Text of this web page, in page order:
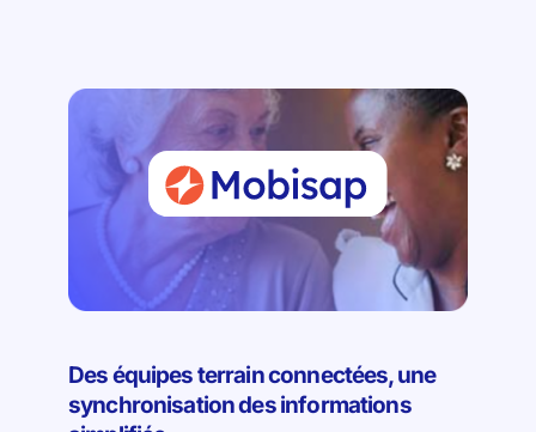
Des équipes terrain connectées, une
synchronisation des informations